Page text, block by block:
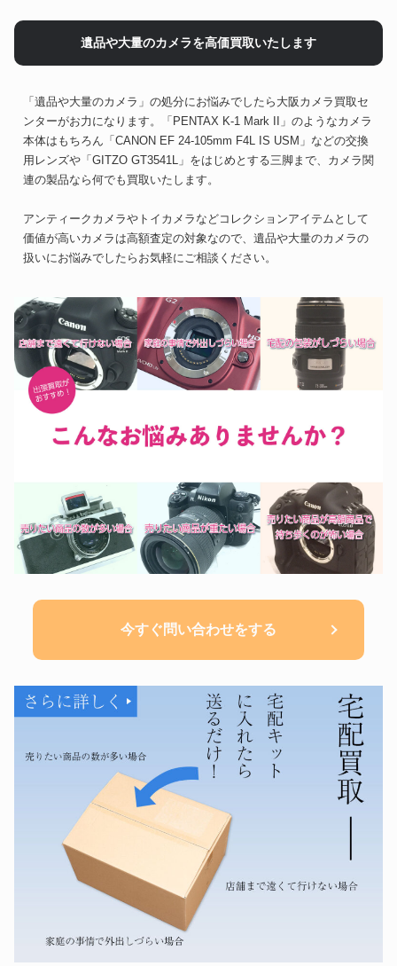
遺品や大量のカメラを高価買取いたします
「遺品や大量のカメラ」の処分にお悩みでしたら大阪カメラ買取セ
ンターがお力になります。「PENTAX K-1 Mark II」のようなカメラ
本体はもちろん「CANON EF 24-105mm F4L IS USM」などの交換
用レンズや「GITZO GT3541L」をはじめとする三脚まで、カメラ関
連の製品なら何でも買取いたします。
アンティークカメラやトイカメラなどコレクションアイテムとして
価値が高いカメラは高額査定の対象なので、遺品や大量のカメラの
扱いにお悩みでしたらお気軽にご相談ください。
今すぐ問い合わせをする